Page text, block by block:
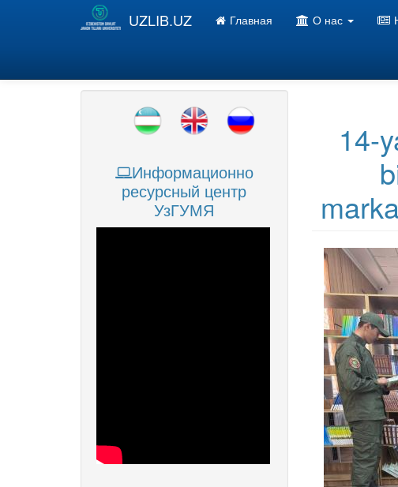
Перейти к основному содержанию
UZLIB.UZ Главная О нас
14-
Информационно
ресурсный центр
УзГУМЯ